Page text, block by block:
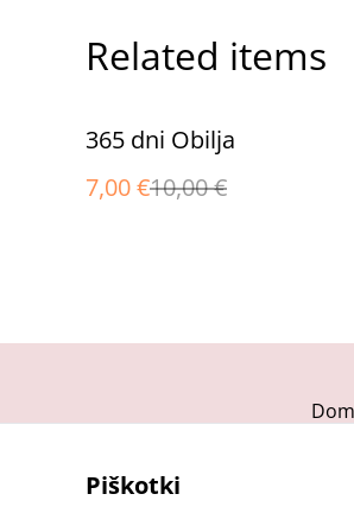
Related items
%
365 dni Obilja
7,00 €10,00 €
Piškotki